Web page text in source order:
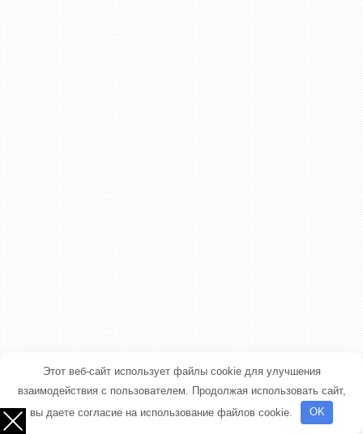
Этот веб-сайт использует файлы cookie для улучшения
взаимодействия с пользователем. Продолжая использовать сайт,
вы даете согласие на использование файлов cookie.
OK